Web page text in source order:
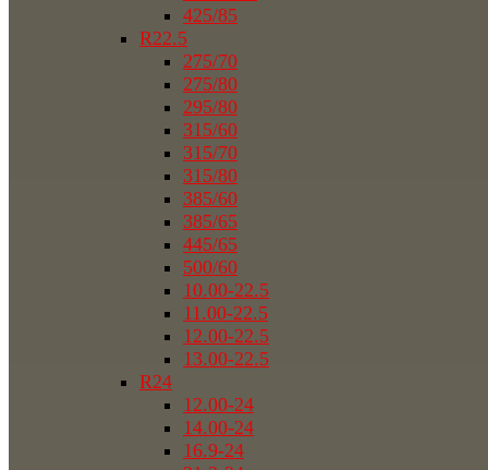
425/85
R22.5
275/70
275/80
295/80
315/60
315/70
315/80
385/60
385/65
445/65
500/60
10.00-22.5
11.00-22.5
12.00-22.5
13.00-22.5
R24
12.00-24
14.00-24
16.9-24